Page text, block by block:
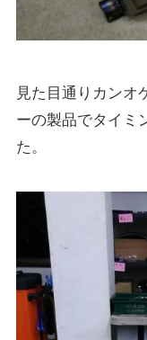
見た目通りカンオ
ーの製品でタイミ
た。